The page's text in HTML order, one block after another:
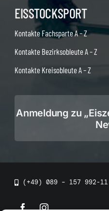
EISSTOCKSPORT
Kontakte Fachsparte A – Z
Kontakte Bezirksobleute A – Z
Kontakte Kreisobleute A – Z
Anmeldung zu
(+49) 089 – 157 992-11